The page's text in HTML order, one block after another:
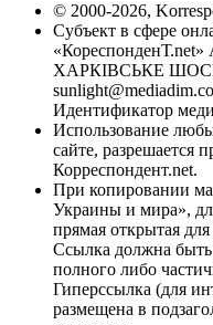
© 2000-2026,
Субъект в сфере
«КореспонденТ.net»
ХАРКІВСЬКЕ ШОСЕ,
Идентификатор
Использование
сайте, разрешается
Корреспондент.net.
При копировании
Украины и мира»,
прямая открытая
Ссылка должна быть
полного либо
Гиперссылка (для
размещена в